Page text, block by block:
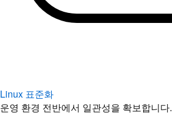
Linux 표준화
운영 환경 전반에서 일관성을 확보합니다.